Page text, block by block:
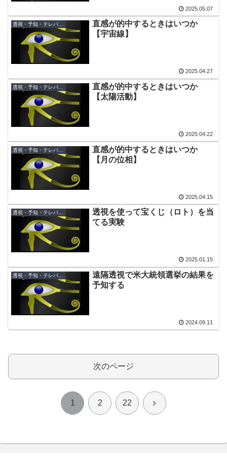
2025.05.07
直感が的中するときはいつか
【宇宙線】
2025.04.27
直感が的中するときはいつか
【太陽活動】
2025.04.22
直感が的中するときはいつか
【月の位相】
2025.04.15
透視・予知・テレパシー
透視を使って宝くじ（ロト）を当
てる実験
2025.01.15
遠隔透視で米大統領選挙の結果を
予知する
2024.09.11
次のページ
1 2 22 次